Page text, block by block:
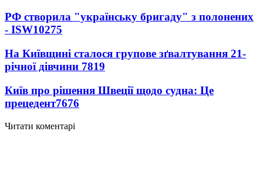
РФ створила "українську бригаду" з полонених
- ISW10275
На Київщині сталося групове зґвалтування 21-
річної дівчини 7819
Київ про рішення Швеції щодо судна: Це
прецедент7676
Читати коментарі